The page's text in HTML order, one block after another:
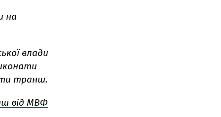
на
влади
транш.
від МВФ